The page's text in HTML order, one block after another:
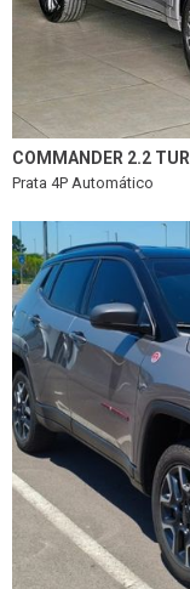
COMMANDER 2.2
Prata 4P Automático